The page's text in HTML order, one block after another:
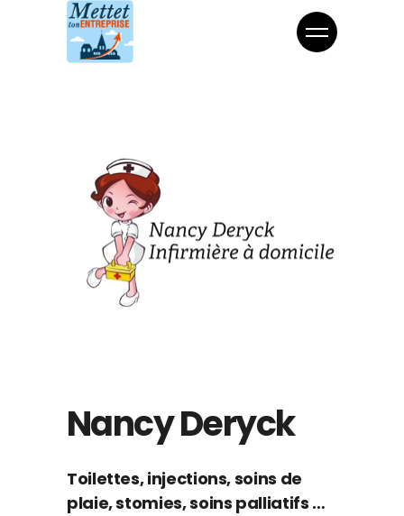
Nancy Deryck
Toilettes, injections, soins de
plaie, stomies, soins palliatifs …